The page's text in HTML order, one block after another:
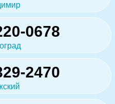
0678
2470